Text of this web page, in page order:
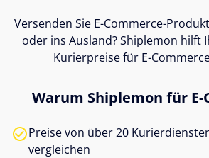
Versenden Sie E-Commerce-
oder ins Ausland? Shiplemon hilft
Kurierpreise für E-
Warum Shiplemon für E-
Preise von über 20
vergleichen